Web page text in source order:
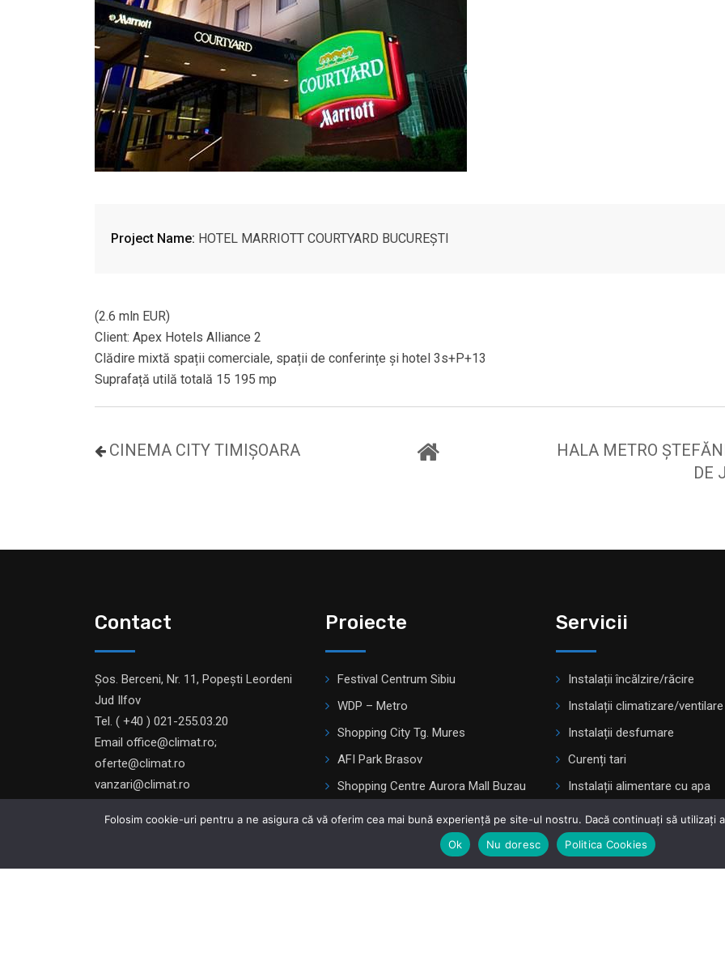
Project Name: HOTEL MARRIOTT COURTYARD BUCUREȘTI
(2.6 mln EUR)
Client: Apex Hotels Alliance 2
Clădire mixtă spații comerciale, spații de conferințe și hotel 3s+P+13
Suprafață utilă totală 15 195 mp
CINEMA CITY TIMIȘOARA
HALA METRO
DE
Contact
Șos. Berceni, Nr. 11, Popești Leordeni
Jud Ilfov
Tel. ( +40 ) 021-255.03.20
Email office@climat.ro;
oferte@climat.ro
vanzari@climat.ro
Proiecte
Festival Centrum Sibiu
WDP – Metro
Shopping City Tg. Mures
AFI Park Brasov
Shopping Centre Aurora Mall Buzau
Promenada Novi Sad
Servicii
Instalații încălzire/răcire
Instalații climatizare/ventilare
Instalații desfumare
Curenți tari
Instalații alimentare cu apa
Brosura PDF
PDF Brochure
Folosim cookie-uri pentru a ne asigura că vă oferim cea mai bună experiență pe site-ul nostru. Dacă continuați să
Ok
Nu doresc Politica Cookies